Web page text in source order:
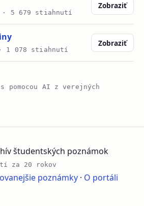
· 5 679 stiahnutí
Zobraziť
1 078 stiahnutí
Zobraziť
pomocou AI z verejných
študentských poznámok
za 20 rokov
poznámky · O portáli